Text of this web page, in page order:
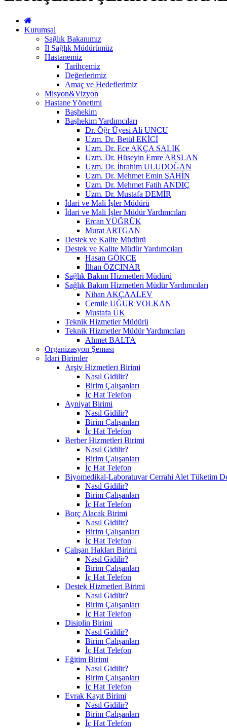
Kurumsal
Sağlık Bakanımız
İl Sağlık Müdürümüz
Hastanemiz
Tarihçemiz
Değerlerimiz
Amaç ve Hedeflerimiz
Misyon&Vizyon
Hastane Yönetimi
Başhekim
Başhekim Yardımcıları
Dr. Öğr Üyesi Ali UNCU
Uzm. Dr. Betül EKİCİ
Uzm. Dr. Ece AKÇA SALIK
Uzm. Dr. Hüseyin Emre ARSLAN
Uzm. Dr. İbrahim ULUDOĞAN
Uzm. Dr. Mehmet Emin ŞAHİN
Uzm. Dr. Mehmet Fatih ANDIÇ
Uzm. Dr. Mustafa DEMİR
İdari ve Mali İşler Müdürü
İdari ve Mali İşler Müdür Yardımcıları
Ercan YÜĞRÜK
Murat ARTGAN
Destek ve Kalite Müdürü
Destek ve Kalite Müdür Yardımcıları
Hasan GÖKÇE
İlhan ÖZÇINAR
Sağlık Bakım Hizmetleri Müdürü
Sağlık Bakım Hizmetleri Müdür Yardımcıları
Nihan AKÇAALEV
Cemile UĞUR VOLKAN
Mustafa ÜK
Teknik Hizmetler Müdürü
Teknik Hizmetler Müdür Yardımcıları
Ahmet BALTA
Organizasyon Şeması
İdari Birimler
Arşiv Hizmetleri Birimi
Nasıl Gidilir?
Birim Çalışanları
İç Hat Telefon
Ayniyat Birimi
Nasıl Gidilir?
Birim Çalışanları
İç Hat Telefon
Berber Hizmetleri Birimi
Nasıl Gidilir?
Birim Çalışanları
İç Hat Telefon
Biyomedikal-Laboratuvar Cerrahi Alet Tüketim
Nasıl Gidilir?
Birim Çalışanları
İç Hat Telefon
Borç Alacak Birimi
Nasıl Gidilir?
Birim Çalışanları
İç Hat Telefon
Çalışan Hakları Birimi
Nasıl Gidilir?
Birim Çalışanları
İç Hat Telefon
Destek Hizmetleri Birimi
Nasıl Gidilir?
Birim Çalışanları
İç Hat Telefon
Disiplin Birimi
Nasıl Gidilir?
Birim Çalışanları
İç Hat Telefon
Eğitim Birimi
Nasıl Gidilir?
Birim Çalışanları
İç Hat Telefon
Evrak Kayıt Birimi
Nasıl Gidilir?
Birim Çalışanları
İç Hat Telefon